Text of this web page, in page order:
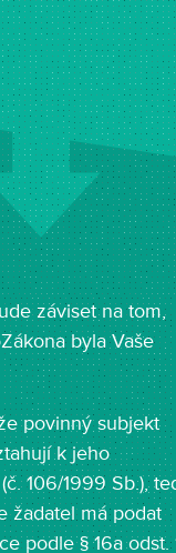
záviset na tom,
byla Vaše
povinný subjekt
k jeho
106/1999 Sb.),
žadatel má podat
podle § 16a odst.